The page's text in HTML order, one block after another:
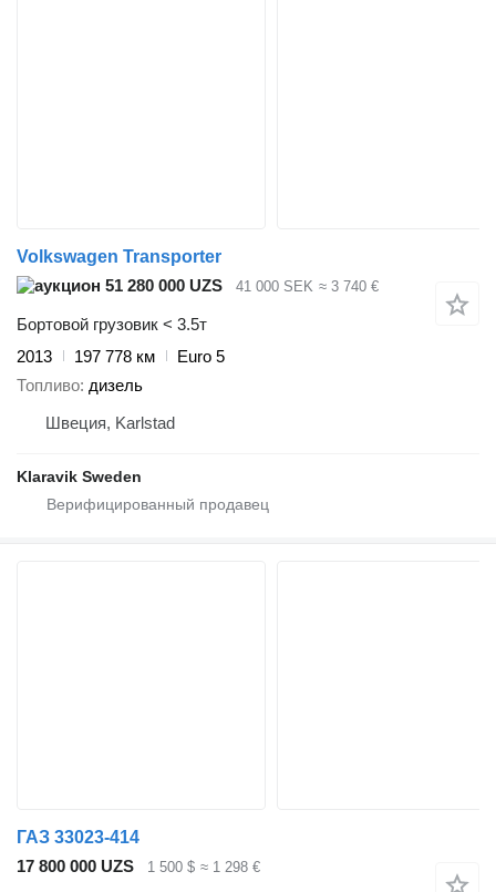
Volkswagen Transporter
51 280 000 UZS
41 000 SEK ≈ 3 740 €
Бортовой грузовик < 3.5т
2013
197 778 км
Euro 5
Топливо дизель
Швеция, Karlstad
Klaravik Sweden
ГАЗ 33023-414
17 800 000 UZS
1 500 $ ≈ 1 298 €